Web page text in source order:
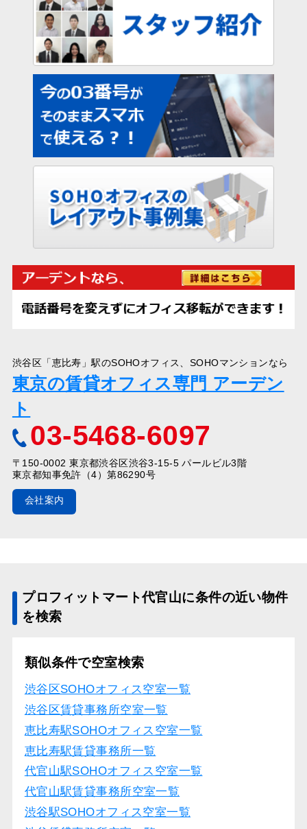
渋谷区「恵比寿」駅のSOHOオフィス、SOHOマンションなら
東京の賃貸オフィス専門 アーデン
ト
03-5468-6097
〒150-0002 東京都渋谷区渋谷3-15-5 パールビル3階
東京都知事免許（4）第86290号
会社案内
プロフィットマート代官山に条件の近い物件
を検索
類似条件で空室検索
渋谷区SOHOオフィス空室一覧
渋谷区賃貸事務所空室一覧
恵比寿駅SOHOオフィス空室一覧
恵比寿駅賃貸事務所一覧
代官山駅SOHOオフィス空室一覧
代官山駅賃貸事務所空室一覧
渋谷駅SOHOオフィス空室一覧